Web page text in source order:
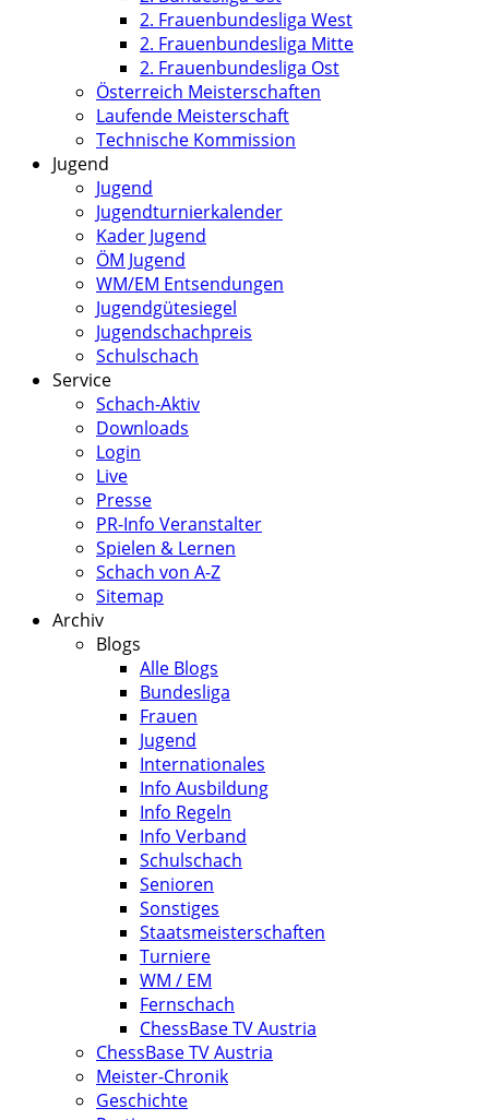
2. Frauenbundesliga West
2. Frauenbundesliga Mitte
2. Frauenbundesliga Ost
Österreich Meisterschaften
Laufende Meisterschaft
Technische Kommission
Jugend
Jugend
Jugendturnierkalender
Kader Jugend
ÖM Jugend
WM/EM Entsendungen
Jugendgütesiegel
Jugendschachpreis
Schulschach
Service
Schach-Aktiv
Downloads
Login
Live
Presse
PR-Info Veranstalter
Spielen & Lernen
Schach von A-Z
Sitemap
Archiv
Blogs
Alle Blogs
Bundesliga
Frauen
Jugend
Internationales
Info Ausbildung
Info Regeln
Info Verband
Schulschach
Senioren
Sonstiges
Staatsmeisterschaften
Turniere
WM / EM
Fernschach
ChessBase TV Austria
ChessBase TV Austria
Meister-Chronik
Geschichte